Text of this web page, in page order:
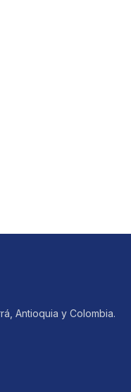
Antioquia y Colombia.